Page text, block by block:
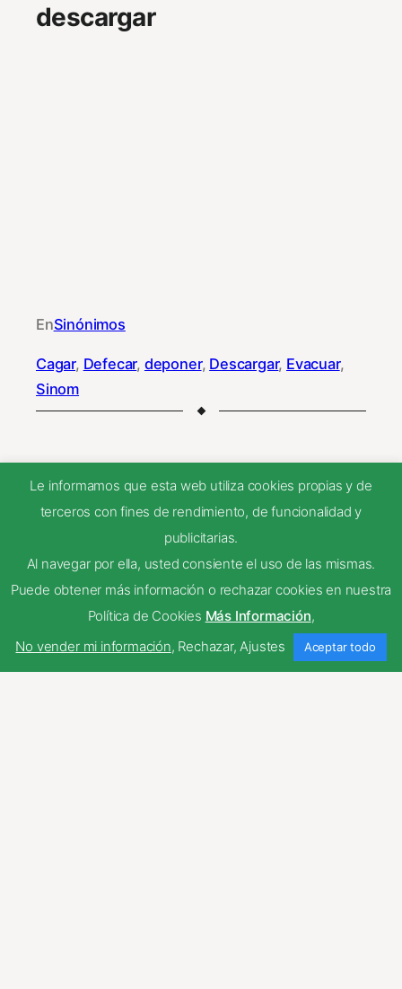
descargar
EnSinónimos
Cagar, Defecar, deponer, Descargar, Evacuar
Sinom
NEXT
cáfila
Le informamos que esta web utiliza cookies propias y de
terceros con fines de rendimiento, de funcionalidad y
publicitarias.
Al navegar por ella, usted consiente el uso de las mismas.
Puede obtener más información o rechazar cookies en nuestra
Política de Cookies Más Información,
No vender mi información, Rechazar,Ajustes Aceptar todo